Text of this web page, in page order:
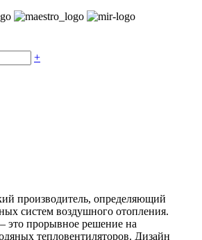
+
производитель, определяющий
систем воздушного отопления.
это прорывное решение на
тепловентиляторов. Дизайн